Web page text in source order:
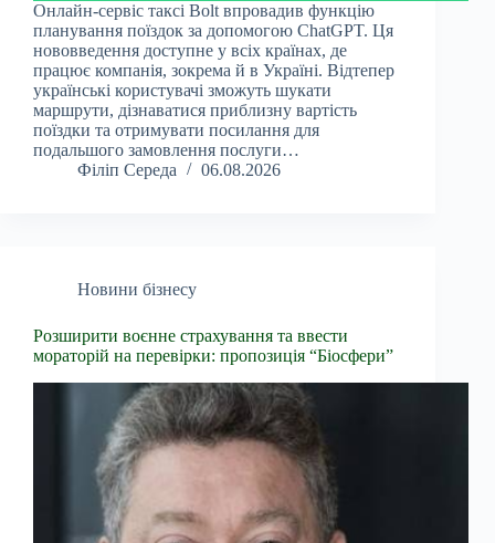
Онлайн-сервіс таксі Bolt впровадив функцію
планування поїздок за допомогою ChatGPT. Ця
нововведення доступне у всіх країнах, де
працює компанія, зокрема й в Україні. Відтепер
українські користувачі зможуть шукати
маршрути, дізнаватися приблизну вартість
поїздки та отримувати посилання для
подальшого замовлення послуги…
Філіп Середа
06.08.2026
Новини бізнесу
Розширити воєнне страхування та ввести
мораторій на перевірки: пропозиція “Біосфери”